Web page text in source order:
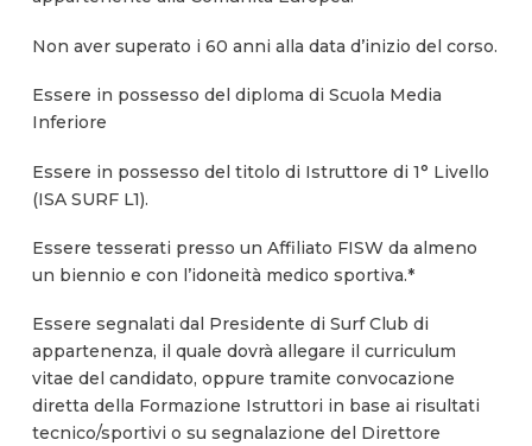
Non aver superato i 60 anni alla data d’inizio del corso.
Essere in possesso del diploma di Scuola Media
Inferiore
Essere in possesso del titolo di Istruttore di 1° Livello
(ISA SURF L1).
Essere tesserati presso un Affiliato FISW da almeno
un biennio e con l’idoneità medico sportiva.*
Essere segnalati dal Presidente di Surf Club di
appartenenza, il quale dovrà allegare il curriculum
vitae del candidato, oppure tramite convocazione
diretta della Formazione Istruttori in base ai risultati
tecnico/sportivi o su segnalazione del Direttore